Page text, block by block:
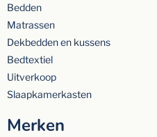
Bedden
Matrassen
Dekbedden en kussens
Bedtextiel
Uitverkoop
Slaapkamerkasten
Merken